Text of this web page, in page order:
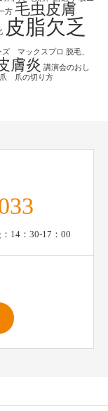
方 毛虫皮膚
皮脂欠乏
マックスプロ
脱毛、
膚炎 講演会のおし
爪 爪の切り方
14：30-17：00